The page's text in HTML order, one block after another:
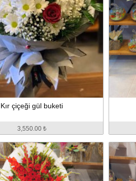
Kır çiçeği gül buketi
3,550.00 ₺